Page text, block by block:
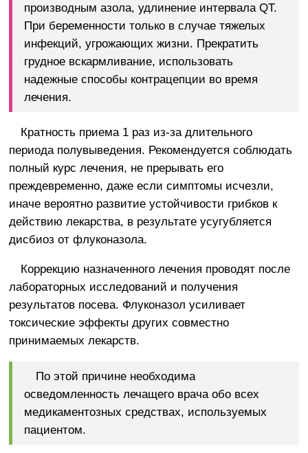
производным азола, удлинение интервала QT.
При беременности только в случае тяжелых
инфекций, угрожающих жизни. Прекратить
грудное вскармливание, использовать
надежные способы контрацепции во время
лечения.
Кратность приема 1 раз из-за длительного
периода полувыведения. Рекомендуется соблюдать
полный курс лечения, не прерывать его
преждевременно, даже если симптомы исчезли,
иначе вероятно развитие устойчивости грибков к
действию лекарства, в результате усугубляется
дисбиоз от флуконазола.
Коррекцию назначенного лечения проводят после
лабораторных исследований и получения
результатов посева. Флуконазол усиливает
токсические эффекты других совместно
принимаемых лекарств.
По этой причине необходима
осведомленность лечащего врача обо всех
медикаментозных средствах, используемых
пациентом.